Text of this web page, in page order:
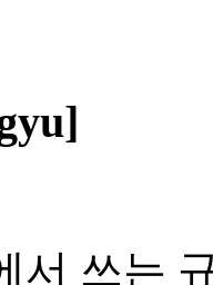
서 쓰는